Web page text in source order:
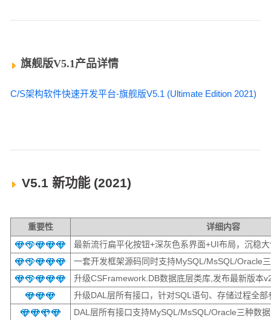
旗舰版V5.1产品详情
C/S架构软件快速开发平台-旗舰版V5.1 (Ultimate Edition 2021)
V5.1 新功能 (2021)
重要性
详细内容
最新流行扁平化按钮+深灰色系界面+UI布局，沉稳
一套开发框架源码同时支持MySQL/MsSQL/Oracle
升级CSFramework.DB数据底层类库,发布最新版本
升级DAL层所有接口，针对SQL语句、存储过程全
DAL层所有接口支持MySQL/MsSQL/Oracle三种数